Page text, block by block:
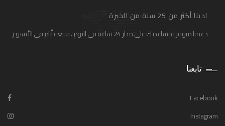
لدينا أكثر من 25 سنة من الخبرة
دعمنا متوفر لمساعدتك على مدار 24 ساعة في اليوم ، سبعة أيام في الأسبوع
تابعنا
Facebook
Instagram